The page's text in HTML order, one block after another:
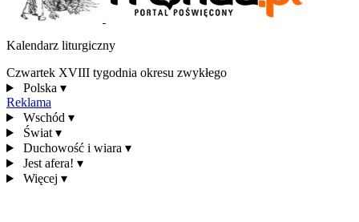
Kalendarz liturgiczny
Czwartek XVIII tygodnia okresu zwykłego
Polska ▾
Reklama
Wschód ▾
Świat ▾
Duchowość i wiara ▾
Jest afera! ▾
Więcej ▾